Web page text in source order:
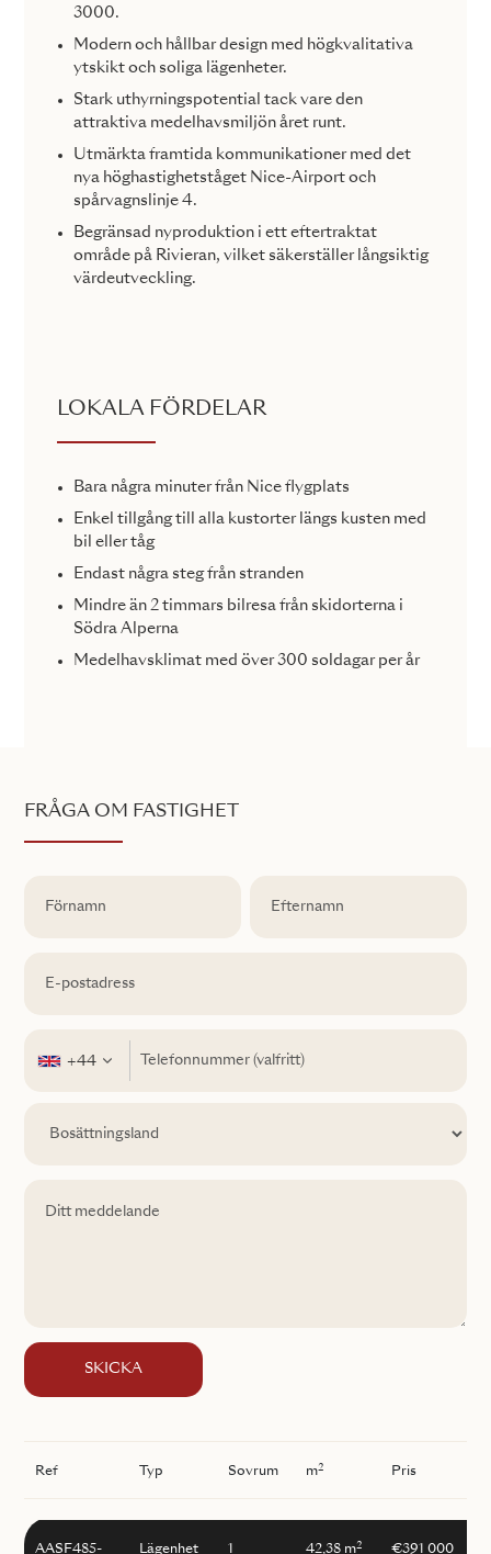
3000.
Modern och hållbar design med högkvalitativa
ytskikt och soliga lägenheter.
Stark uthyrningspotential tack vare den
attraktiva medelhavsmiljön året runt.
Utmärkta framtida kommunikationer med det
nya höghastighetståget Nice-Airport och
spårvagnslinje 4.
Begränsad nyproduktion i ett eftertraktat
område på Rivieran, vilket säkerställer långsiktig
värdeutveckling.
LOKALA FÖRDELAR
Bara några minuter från Nice flygplats
Enkel tillgång till alla kustorter längs kusten med
bil eller tåg
Endast några steg från stranden
Mindre än 2 timmars bilresa från skidorterna i
Södra Alperna
Medelhavsklimat med över 300 soldagar per år
FRÅGA OM FASTIGHET
+44
SKICKA
Ref Typ Sovrum m2 Pris
AASF485- Lägenhet 1 42,38 m2 €391 000